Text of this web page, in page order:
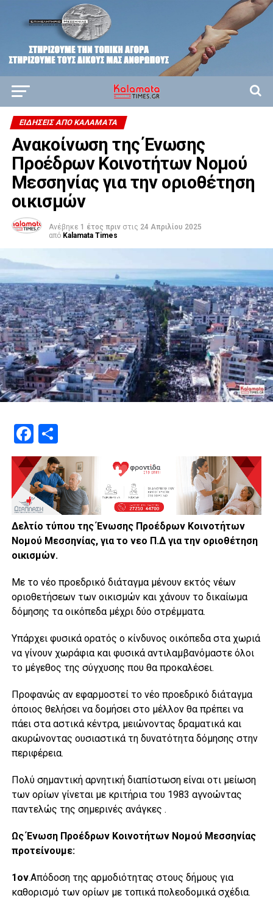
ΕΙΔΗΣΕΙΣ ΑΠΟ ΚΑΛΑΜΑΤΑ
Ανακοίνωση της Ένωσης
Προέδρων Κοινοτήτων Νομού
Μεσσηνίας για την οριοθέτηση
οικισμών
Ανέβηκε 1 έτος πριν στις 24 Απριλίου 2025
από Kalamata Times
Facebook
Μοιραστείτε
Δελτίο τύπου της Ένωσης Προέδρων Κοινοτήτων
Νομού Μεσσηνίας, για το νεο Π.Δ για την οριοθέτηση
οικισμών.
Με το νέο προεδρικό διάταγμα μένουν εκτός νέων
οριοθετήσεων των οικισμών και χάνουν το δικαίωμα
δόμησης τα οικόπεδα μέχρι δύο στρέμματα.
Υπάρχει φυσικά ορατός ο κίνδυνος οικόπεδα στα χωριά
να γίνουν χωράφια και φυσικά αντιλαμβανόμαστε όλοι
το μέγεθος της σύγχυσης που θα προκαλέσει.
Προφανώς αν εφαρμοστεί το νέο προεδρικό διάταγμα
όποιος θελήσει να δομήσει στο μέλλον θα πρέπει να
πάει στα αστικά κέντρα, μειώνοντας δραματικά και
ακυρώνοντας ουσιαστικά τη δυνατότητα δόμησης στην
περιφέρεια.
Πολύ σημαντική αρνητική διαπίστωση είναι οτι μείωση
των ορίων γίνεται με κριτήρια του 1983 αγνοώντας
παντελώς της σημερινές ανάγκες .
Ως Ένωση Προέδρων Κοινοτήτων Νομού Μεσσηνίας
προτείνουμε:
1ον.Απόδοση της αρμοδιότητας στους δήμους για
καθορισμό των ορίων με τοπικά πολεοδομικά σχέδια.